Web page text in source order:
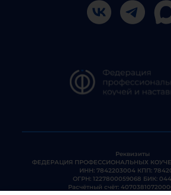
Реквизиты
ФЕДЕРАЦИЯ ПРОФЕССИОНАЛЬНЫХ
ИНН: 7842203004 КПП:
ОГРН: 1227800059068 БИК:
Расчётный счёт: